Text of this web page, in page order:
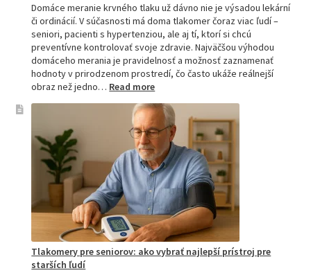
Domáce meranie krvného tlaku už dávno nie je výsadou lekární
či ordinácií. V súčasnosti má doma tlakomer čoraz viac ľudí –
seniori, pacienti s hypertenziou, ale aj tí, ktorí si chcú
preventívne kontrolovať svoje zdravie. Najväčšou výhodou
domáceho merania je pravidelnosť a možnosť zaznamenať
hodnoty v prirodzenom prostredí, čo často ukáže reálnejší
obraz než jedno… Read more:
tlakomer
porovnanie:
M2,
M3,
M6
a
M7
Tlakomery pre seniorov: ako vybrať najlepší prístroj pre
starších ľudí